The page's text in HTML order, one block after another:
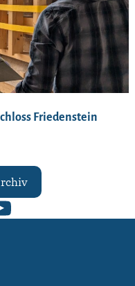
Friedenstein